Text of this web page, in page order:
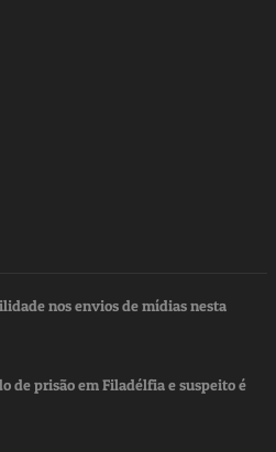
nos envios de mídias nesta
de prisão em Filadélfia e suspeito é